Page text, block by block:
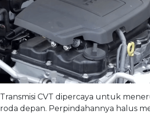
Transmisi CVT dipercaya untuk
roda depan. Perpindahannya halus